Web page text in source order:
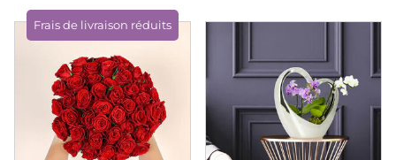
Frais de livraison réduits